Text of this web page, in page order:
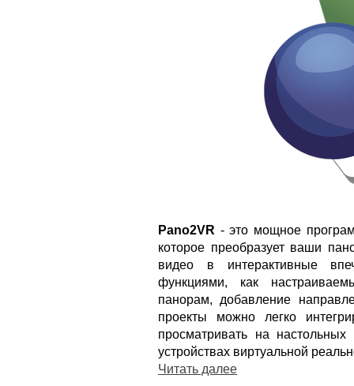
Pano2VR - это мощное
которое преобразует ваши
видео в интерактивные
функциями, как
панорам, добавление
проекты можно легко
просматривать на
устройствах виртуальной
Читать далее